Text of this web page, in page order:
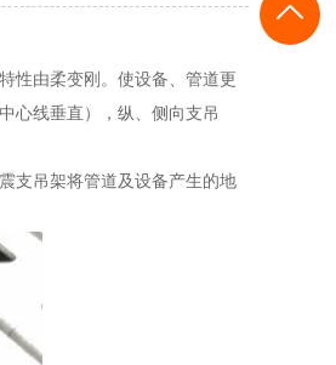
性由柔变刚。使设备、管道更
心线垂直），纵、侧向支吊
支吊架将管道及设备产生的地